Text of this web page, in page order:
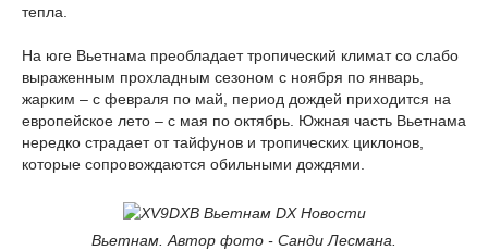
тепла.
На юге Вьетнама преобладает тропический климат со слабо
выраженным прохладным сезоном с ноября по январь,
жарким – с февраля по май, период дождей приходится на
европейское лето – с мая по октябрь. Южная часть Вьетнама
нередко страдает от тайфунов и тропических циклонов,
которые сопровождаются обильными дождями.
Вьетнам. Автор фото - Санди Лесмана.